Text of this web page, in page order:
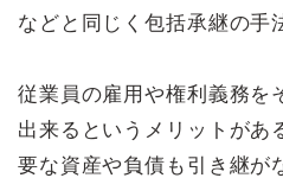
などと同じく包括承継の手
従業員の雇用や権利義務を
出来るというメリットがあ
要な資産や負債も引き継が